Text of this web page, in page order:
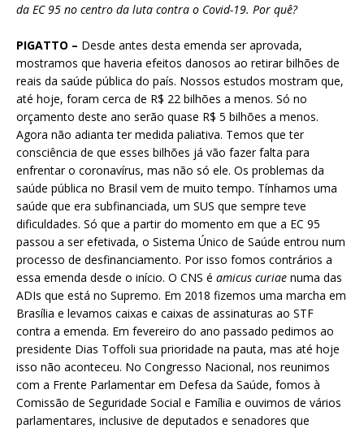
da EC 95 no centro da luta contra o Covid-19. Por quê?
PIGATTO – Desde antes desta emenda ser aprovada,
mostramos que haveria efeitos danosos ao retirar bilhões de
reais da saúde pública do país. Nossos estudos mostram que,
até hoje, foram cerca de R$ 22 bilhões a menos. Só no
orçamento deste ano serão quase R$ 5 bilhões a menos.
Agora não adianta ter medida paliativa. Temos que ter
consciência de que esses bilhões já vão fazer falta para
enfrentar o coronavírus, mas não só ele. Os problemas da
saúde pública no Brasil vem de muito tempo. Tínhamos uma
saúde que era subfinanciada, um SUS que sempre teve
dificuldades. Só que a partir do momento em que a EC 95
passou a ser efetivada, o Sistema Único de Saúde entrou num
processo de desfinanciamento. Por isso fomos contrários a
essa emenda desde o início. O CNS é amicus curiae numa das
ADIs que está no Supremo. Em 2018 fizemos uma marcha em
Brasília e levamos caixas e caixas de assinaturas ao STF
contra a emenda. Em fevereiro do ano passado pedimos ao
presidente Dias Toffoli sua prioridade na pauta, mas até hoje
isso não aconteceu. No Congresso Nacional, nos reunimos
com a Frente Parlamentar em Defesa da Saúde, fomos à
Comissão de Seguridade Social e Família e ouvimos de vários
parlamentares, inclusive de deputados e senadores que